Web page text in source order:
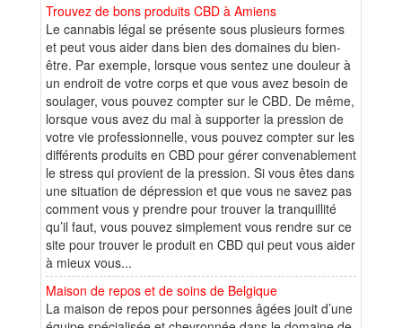
Trouvez de bons produits CBD à Amiens
Le cannabis légal se présente sous plusieurs formes
et peut vous aider dans bien des domaines du bien-
être. Par exemple, lorsque vous sentez une douleur à
un endroit de votre corps et que vous avez besoin de
soulager, vous pouvez compter sur le CBD. De même,
lorsque vous avez du mal à supporter la pression de
votre vie professionnelle, vous pouvez compter sur les
différents produits en CBD pour gérer convenablement
le stress qui provient de la pression. Si vous êtes dans
une situation de dépression et que vous ne savez pas
comment vous y prendre pour trouver la tranquillité
qu’il faut, vous pouvez simplement vous rendre sur ce
site pour trouver le produit en CBD qui peut vous aider
à mieux vous...
Maison de repos et de soins de Belgique
La maison de repos pour personnes âgées jouit d’une